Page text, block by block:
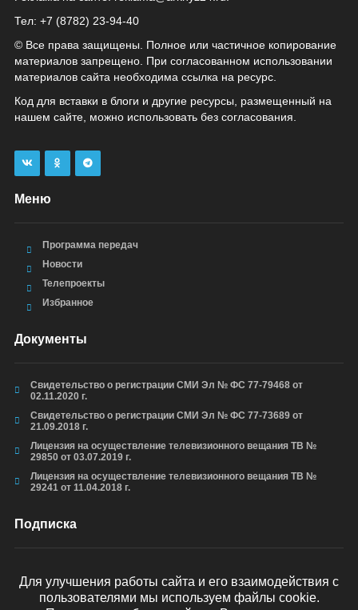
Тел: +7 (8782) 23‑94‑40
© Все права защищены. Полное или частичное копирование
материалов запрещено. При согласованном использовании
материалов сайта необходима ссылка на ресурс.
Код для вставки в блоги и другие ресурсы, размещенный на
нашем сайте, можно использовать без согласования.
Меню
Программа передач
Новости
Телепроекты
Избранное
Документы
Свидетельство о регистрации СМИ Эл № ФС 77-79468 от
02.11.2020 г.
Свидетельство о регистрации СМИ Эл № ФС 77-73689 от
21.09.2018 г.
Лицензия на осуществление телевизионного вещания ТВ №
29850 от 03.07.2019 г.
Лицензия на осуществление телевизионного вещания ТВ №
29241 от 11.04.2018 г.
Подписка
ОТПРАВИТЬ
Для улучшения работы сайта и его взаимодействия с
пользователями мы используем файлы cookie.